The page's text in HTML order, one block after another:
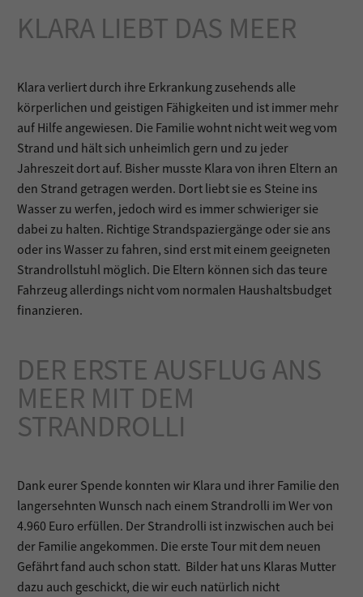
KLARA LIEBT DAS MEER
Klara verliert durch ihre Erkrankung zusehends alle
körperlichen und geistigen Fähigkeiten und ist immer mehr
auf Hilfe angewiesen. Die Familie wohnt nicht weit weg vom
Strand und hält sich unheimlich gern und zu jeder
Jahreszeit dort auf. Bisher musste Klara von ihren Eltern an
den Strand getragen werden. Dort liebt sie es Steine ins
Wasser zu werfen, jedoch wird es immer schwieriger sie
dabei zu halten. Richtige Strandspaziergänge oder sie ans
oder ins Wasser zu fahren, sind erst mit einem geeigneten
Strandrollstuhl möglich. Die Eltern können sich das teure
Fahrzeug allerdings nicht vom normalen Haushaltsbudget
finanzieren.
DER ERSTE AUSFLUG ANS
MEER MIT DEM
STRANDROLLI
Dank eurer Spende konnten wir Klara und ihrer Familie den
langersehnten Wunsch nach einem Strandrolli im Wer von
4.960 Euro erfüllen. Der Strandrolli ist inzwischen auch bei
der Familie angekommen. Die erste Tour mit dem neuen
Gefährt fand auch schon statt. Bilder hat uns Klaras Mutter
dazu auch geschickt, die wir euch natürlich nicht